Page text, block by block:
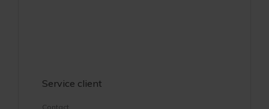
Service client
Contact